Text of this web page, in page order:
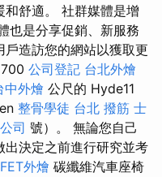
舒適。 社群媒體是增
也是分享促銷、新服務
造訪您的網站以獲取更
公司登記 台北外燴
中外燴 公尺的 Hyde11
整骨學徒 台北 撥筋 士
司 號）。 無論您自己
決定之前進行研究並考
外燴 碳纖維汽車座椅